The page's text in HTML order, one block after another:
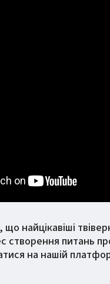
що найцікавіші
створення питань
на нашій